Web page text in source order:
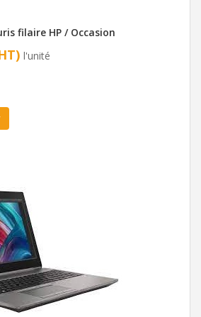
filaire HP / Occasion
l'unité